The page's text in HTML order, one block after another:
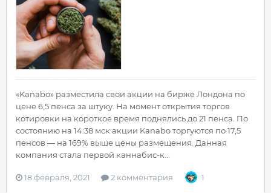
«Kanabo» разместила свои акции на бирже Лондона по
цене 6,5 пенса за штуку. На момент открытия торгов
котировки на короткое время поднялись до 21 пенса. По
состоянию на 14:38 мск акции Kanabo торгуются по 17,5
пенсов — на 169% выше цены размещения. Данная
компания стала первой каннабис-к...
18 февраля, 2021 2 комментария 1